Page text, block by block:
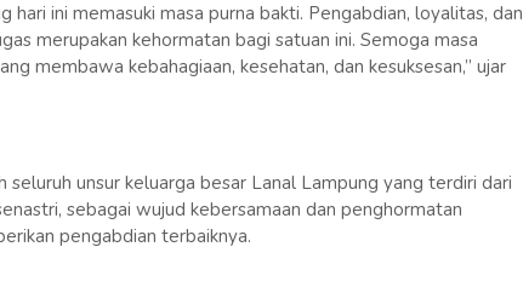
ini memasuki masa purna bakti. Pengabdian, loyalitas, dan
merupakan kehormatan bagi satuan ini. Semoga masa
membawa kebahagiaan, kesehatan, dan kesuksesan,” ujar
unsur keluarga besar Lanal Lampung yang terdiri dari
sebagai wujud kebersamaan dan penghormatan
pengabdian terbaiknya.